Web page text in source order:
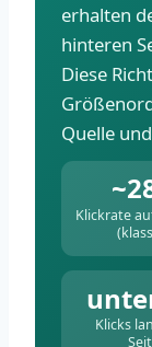
erhalten
hinteren
Diese
Quelle
Klickrate
Klicks